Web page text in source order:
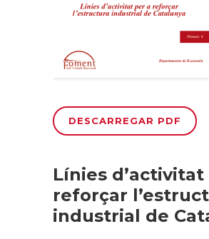
DESCARREGAR PDF
Línies d’activitat
reforçar
industrial de